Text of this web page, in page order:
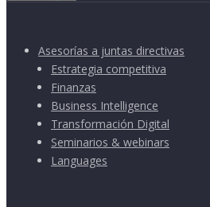
Asesorías a juntas directivas
Estrategia competitiva
Finanzas
Business Intelligence
Transformación Digital
Seminarios & webinars
Languages